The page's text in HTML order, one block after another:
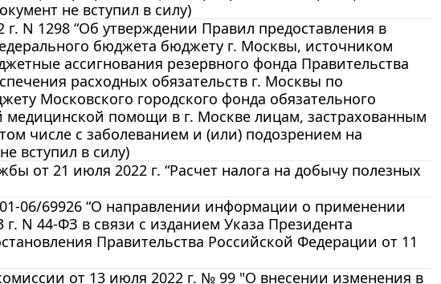
не вступил в силу)
N 1298 “Об утверждении Правил предоставления в
бюджета бюджету г. Москвы, источником
ассигнования резервного фонда Правительства
расходных обязательств г. Москвы по
Московского городского фонда обязательного
медицинской помощи в г. Москве лицам, застрахованным
числе с заболеванием и (или) подозрением на
вступил в силу)
от 21 июля 2022 г. “Расчет налога на добычу полезных
06/69926 “О направлении информации о применении
N 44-ФЗ в связи с изданием Указа Президента
Правительства Российской Федерации от 11
от 13 июля 2022 г. № 99 "О внесении изменения в